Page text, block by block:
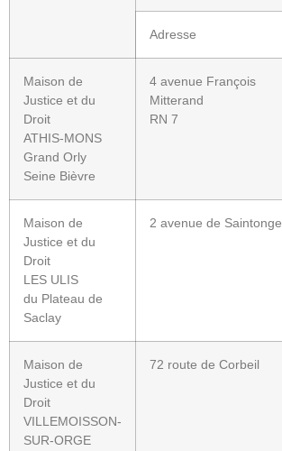
Adresse
Maison de
Justice et du
Droit
ATHIS-MONS
Grand Orly
Seine Bièvre
4 avenue François
Mitterand
RN 7
Maison de
Justice et du
Droit
LES ULIS
du Plateau de
Saclay
2 avenue de Saintonge
Maison de
Justice et du
Droit
VILLEMOISSON-
SUR-ORGE
72 route de Corbeil